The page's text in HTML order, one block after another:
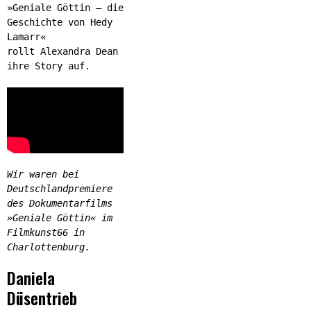
»Geniale Göttin – die
Geschichte von Hedy
Lamarr«
rollt Alexandra Dean
ihre Story auf.
Wir waren bei
Deutschlandpremiere
des Dokumentarfilms
»Geniale Göttin« im
Filmkunst66 in
Charlottenburg.
Daniela
Düsentrieb